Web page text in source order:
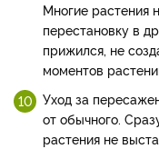
Многие растения
перестановку в
прижился, не
моментов
Уход за
от обычного.
растения не